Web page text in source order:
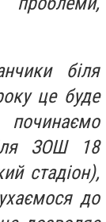
біля
це буде
ЗОШ 18
стадіон),
до